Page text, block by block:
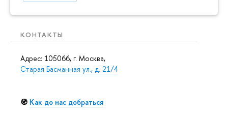
КОНТАКТЫ
Адрес: 105066, г. Москва,
Старая Басманная ул., д. 21/4
🧭 Как до нас добраться